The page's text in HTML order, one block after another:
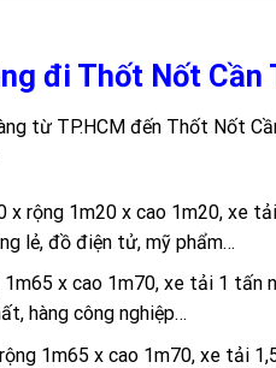
đi Thốt Nốt Cần
từ TP.HCM đến Thốt Nốt
rộng 1m20 x cao 1m20, xe
lẻ, đồ điện tử, mỹ phẩm…
x cao 1m70, xe tải 1 tấn
hàng công nghiệp…
1m65 x cao 1m70, xe tải